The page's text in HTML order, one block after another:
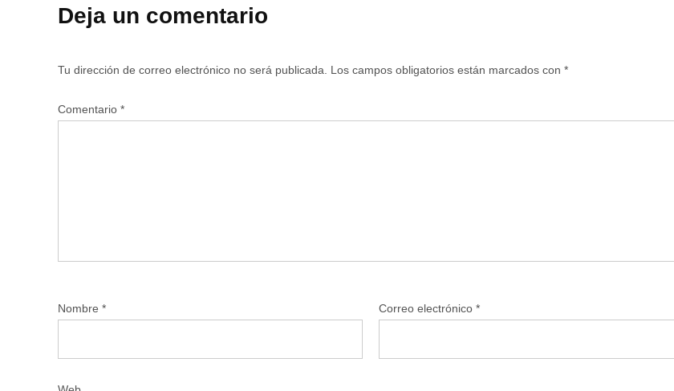
Deja un comentario
Tu dirección de correo electrónico no será publicada. Los campos obligatorios están marcados con *
Comentario *
Nombre * Correo electrónico *